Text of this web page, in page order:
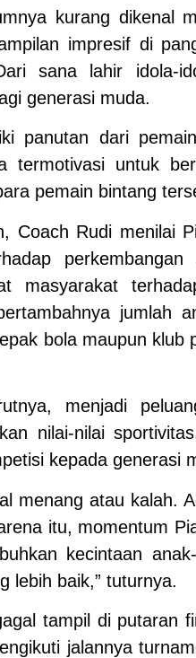
kurang dikenal
impresif di
sana lahir idola-
generasi muda.
panutan dari
termotivasi untuk
pemain bintang
Coach Rudi menilai
masyarakat
jumlah
bola maupun klub
menjadi
nilai-nilai
kepada generasi
menang atau kalah.
itu, momentum
kecintaan
lebih baik,” tuturnya.
tampil di putaran
jalannya